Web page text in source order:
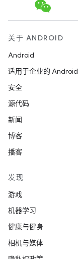
关于 ANDROID
Android
适用于企业的 Android
安全
源代码
新闻
博客
播客
发现
游戏
机器学习
健康与健身
相机与媒体